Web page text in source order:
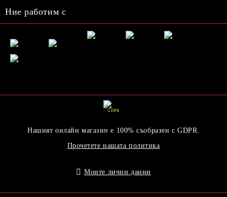
Ние работим с
GDPR
Нашият онлайн магазин е 100% съобразен с GDPR.
Прочетете нашата политика
Моите лични данни